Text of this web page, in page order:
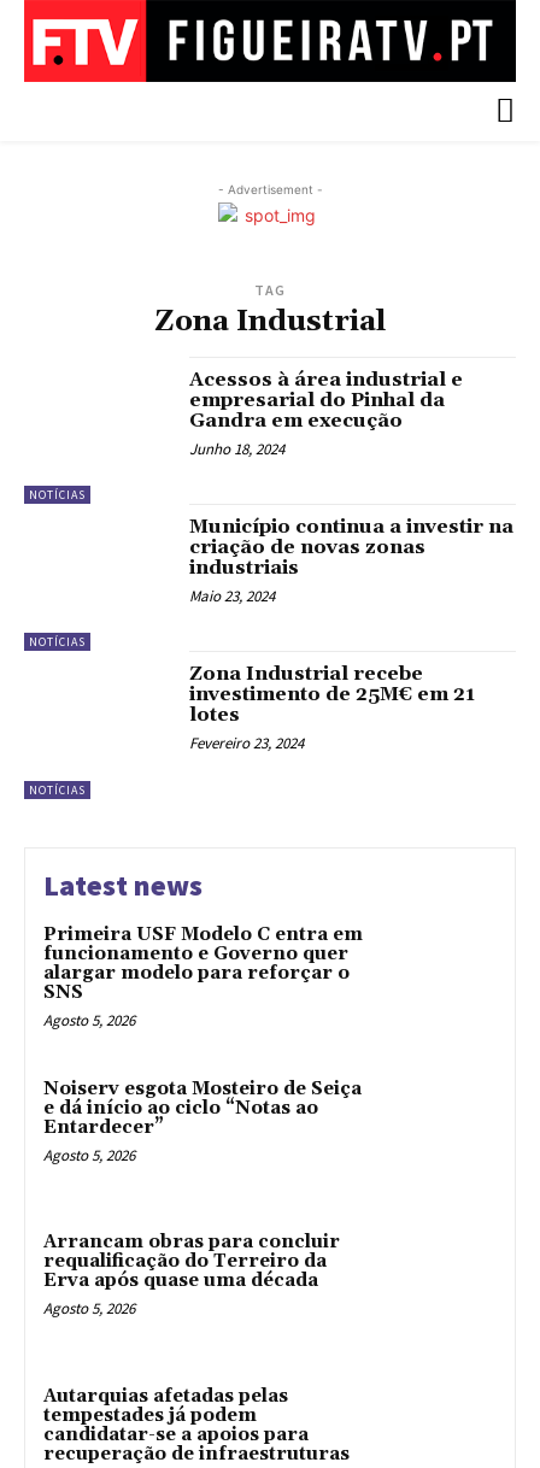
- Advertisement -
TAG
Zona Industrial
NOTÍCIAS
Acessos à área industrial e
empresarial do Pinhal da
Gandra em execução
Junho 18, 2024
NOTÍCIAS
Município continua a investir na
criação de novas zonas
industriais
Maio 23, 2024
NOTÍCIAS
Zona Industrial recebe
investimento de 25M€ em 21
lotes
Fevereiro 23, 2024
Latest news
Primeira USF Modelo C entra em
funcionamento e Governo quer
alargar modelo para reforçar o
SNS
Agosto 5, 2026
Noiserv esgota Mosteiro de Seiça
e dá início ao ciclo “Notas ao
Entardecer”
Agosto 5, 2026
Arrancam obras para concluir
requalificação do Terreiro da
Erva após quase uma década
Agosto 5, 2026
Autarquias afetadas pelas
tempestades já podem
candidatar-se a apoios para
recuperação de infraestruturas